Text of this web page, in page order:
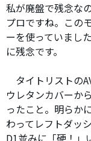
私が廃盤で残念な
プロですね。この
ーを使っていまし
に残念です。
タイトリストの
ウレタンカバーか
ったこと。明らか
わってレフトダッ
D1並みに「硬！」